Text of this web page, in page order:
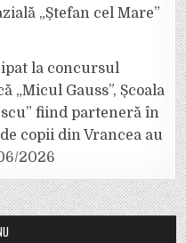
„Ștefan cel Mare”
la concursul
„Micul Gauss”, Școala
fiind parteneră în
copii din Vrancea au
2026